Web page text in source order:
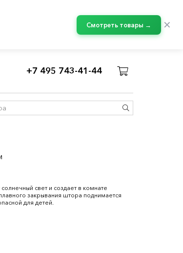
Смотреть товары → ✕
+7 495 743-41-44
свет и создает в комнате
закрывания штора поднимается
для детей.